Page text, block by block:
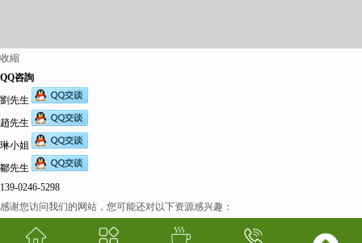
收縮
QQ咨詢
劉先生
趙先生
琳小姐
鄒先生
139-0246-5298
感谢您访问我们的网站，您可能还对以下资源感兴趣：
欧美伊人-麻豆精品一区二区三区-欧美日b视频-阿v天堂网-中文字幕第六页-狠狠干干-